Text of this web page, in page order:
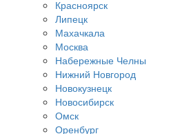
Красноярск
Липецк
Махачкала
Москва
Набережные Челны
Нижний Новгород
Новокузнецк
Новосибирск
Омск
Оренбург